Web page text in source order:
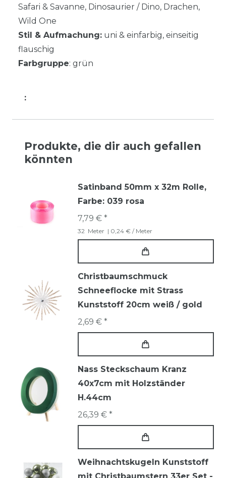
Safari & Savanne, Dinosaurier / Dino, Drachen,
Wild One
Stil & Aufmachung: uni & einfarbig, einseitig
flauschig
Farbgruppe: grün
:
Produkte, die dir auch gefallen
könnten
Satinband 50mm x 32m Rolle,
Farbe: 039 rosa
7,79 € *
32 Meter | 0,24 € / Meter
Christbaumschmuck
Schneeflocke mit Strass
Kunststoff 20cm weiß / gold
2,69 € *
Nass Steckschaum Kranz
40x7cm mit Holzständer
H.44cm
26,39 € *
Weihnachtskugeln Kunststoff